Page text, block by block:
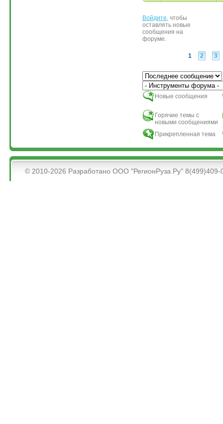
Войдите, чтобы
оставлять новые
сообщения на
форуме.
Страницы
1 2 3
Сортировка по
Новые сообщения
Горячие темы с
новыми сообщениями
Прикрепленная тема
&bsps;
© 2010-2026 Разработано ООО "РегионРуза.Ру" 8(499)409-